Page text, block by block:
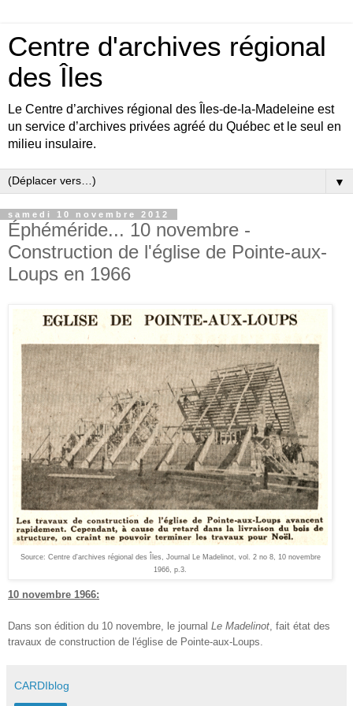
Centre d'archives régional
des Îles
Le Centre d’archives régional des Îles-de-la-Madeleine est
un service d’archives privées agréé du Québec et le seul en
milieu insulaire.
▼
samedi 10 novembre 2012
Éphéméride... 10 novembre -
Construction de l'église de Pointe-aux-
Loups en 1966
Source: Centre d'archives régional des Îles, Journal Le Madelinot, vol. 2 no 8, 10 novembre
1966, p.3.
10 novembre 1966:
Dans son édition du 10 novembre, le journal Le Madelinot , fait état des
travaux de construction de l'église de Pointe-aux-Loups.
CARDIblog